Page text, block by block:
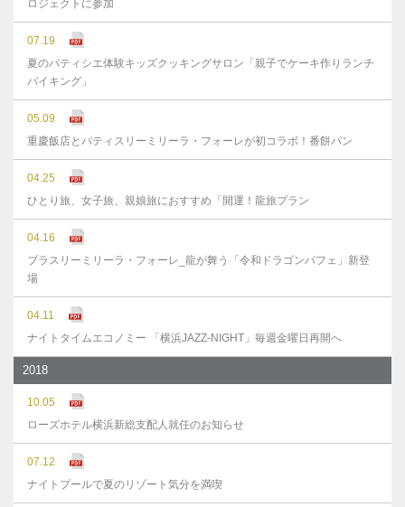
ロジェクトに参加
07.19
夏のパティシエ体験キッズクッキングサロン「親子でケーキ作りランチ
バイキング」
05.09
重慶飯店とパティスリーミリーラ・フォーレが初コラボ！番餅パン
04.25
ひとり旅、女子旅、親娘旅におすすめ「開運！龍旅プラン
04.16
ブラスリーミリーラ・フォーレ_龍が舞う「令和ドラゴンパフェ」新登
場
04.11
ナイトタイムエコノミー 「横浜JAZZ-NIGHT」毎週金曜日再開へ
2018
10.05
ローズホテル横浜新総支配人就任のお知らせ
07.12
ナイトプールで夏のリゾート気分を満喫